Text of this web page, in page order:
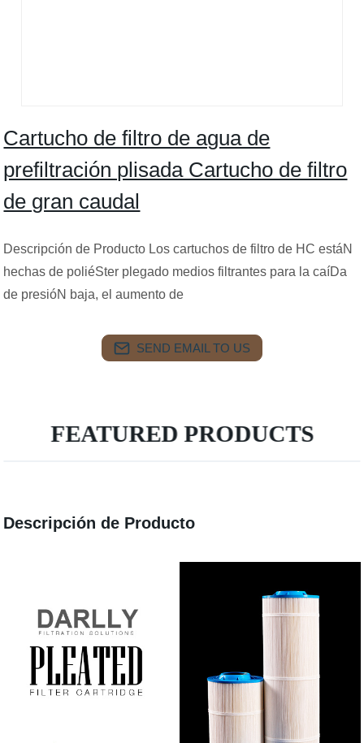
Cartucho de filtro de agua de
prefiltración plisada Cartucho de filtro
de gran caudal
Descripción de Producto Los cartuchos de filtro de HC estáN
hechas de poliéSter plegado medios filtrantes para la caíDa
de presióN baja, el aumento de
SEND EMAIL TO US
FEATURED PRODUCTS
Descripción de Producto